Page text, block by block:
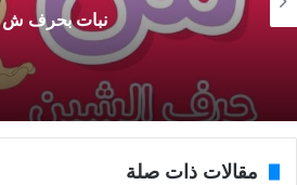
نبات بحرف ش
مقالات ذات صلة